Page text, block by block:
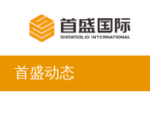
首盛动态